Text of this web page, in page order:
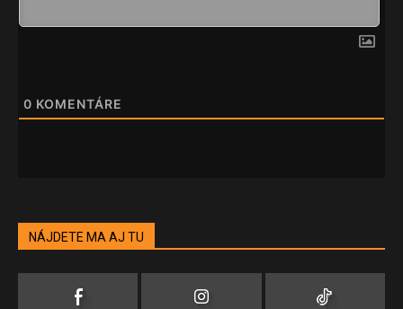
0 KOMENTÁRE
NÁJDETE MA AJ TU